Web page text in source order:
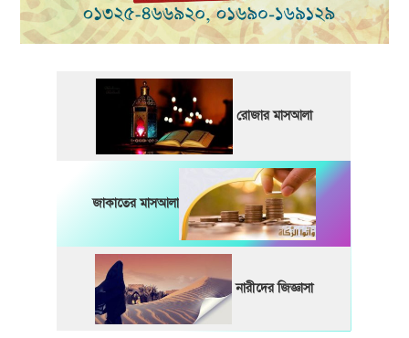
রোজার মাসআলা
জাকাতের মাসআলা
নারীদের জিজ্ঞাসা